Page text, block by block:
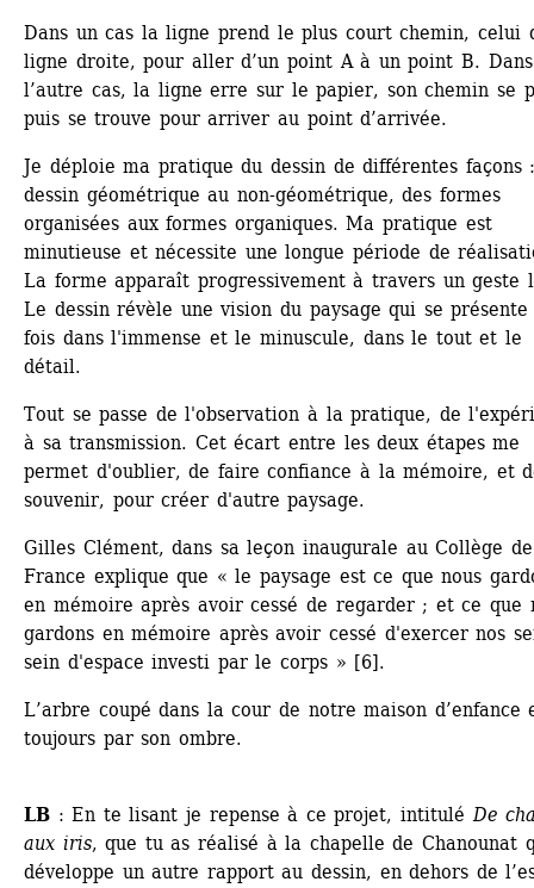
Dans un cas la ligne prend le plus court chemin, celui
ligne droite, pour aller d’un point A à un point B. Dans
l’autre cas, la ligne erre sur le papier, son chemin se
puis se trouve pour arriver au point d’arrivée.
Je déploie ma pratique du dessin de différentes façons
dessin géométrique au non-géométrique, des formes
organisées aux formes organiques. Ma pratique est
minutieuse et nécessite une longue période de
La forme apparaît progressivement à travers un geste
Le dessin révèle une vision du paysage qui se
fois dans l'immense et le minuscule, dans le tout et le
détail.
Tout se passe de l'observation à la pratique, de
à sa transmission. Cet écart entre les deux étapes me
permet d'oublier, de faire confiance à la mémoire, et
souvenir, pour créer d'autre paysage.
Gilles Clément, dans sa leçon inaugurale au Collège de
France explique que « le paysage est ce que nous
en mémoire après avoir cessé de regarder ; et ce que
gardons en mémoire après avoir cessé d'exercer nos
sein d'espace investi par le corps » [6].
L’arbre coupé dans la cour de notre maison d’enfance
toujours par son ombre.
LB : En te lisant je repense à ce projet, intitulé De
aux iris, que tu as réalisé à la chapelle de Chanounat
développe un autre rapport au dessin, en dehors de